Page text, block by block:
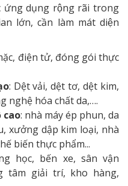
dụng rộng rãi trong
lớn, cần làm mát diện
điện tử, đóng gói thực
: Dệt vải, dệt tơ, dệt kim,
nghệ hóa chất da,….
cao: nhà máy ép phun, da
xưởng dập kim loại, nhà
biến thực phẩm...
học, bến xe, sân vận
tâm giải trí, kho hàng,